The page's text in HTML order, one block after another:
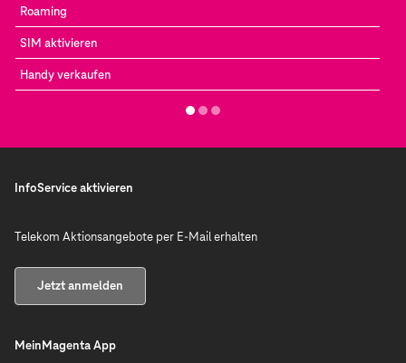
Roaming
SIM aktivieren
Handy verkaufen
InfoService aktivieren
Telekom Aktionsangebote per E-Mail erhalten
Jetzt anmelden
MeinMagenta App